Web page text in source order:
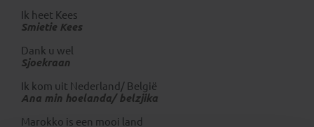
Ik heet Kees
Smietie Kees
Dank u wel
Sjoekraan
Ik kom uit Nederland/ België
Ana min hoelanda/ belzjika
Marokko is een mooi land